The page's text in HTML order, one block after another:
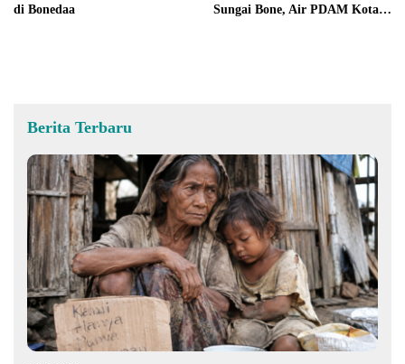
di Bonedaa
Sungai Bone, Air PDAM Kota
Berita Terbaru